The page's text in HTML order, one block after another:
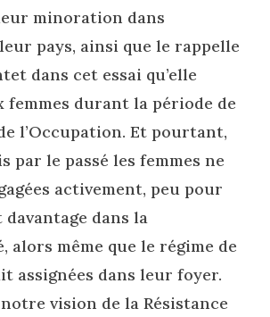
minoration dans
pays, ainsi que le rappelle
dans cet essai qu’elle
femmes durant la période de
l’Occupation. Et pourtant,
par le passé les femmes ne
activement, peu pour
davantage dans la
alors même que le régime de
assignées dans leur foyer.
vision de la Résistance